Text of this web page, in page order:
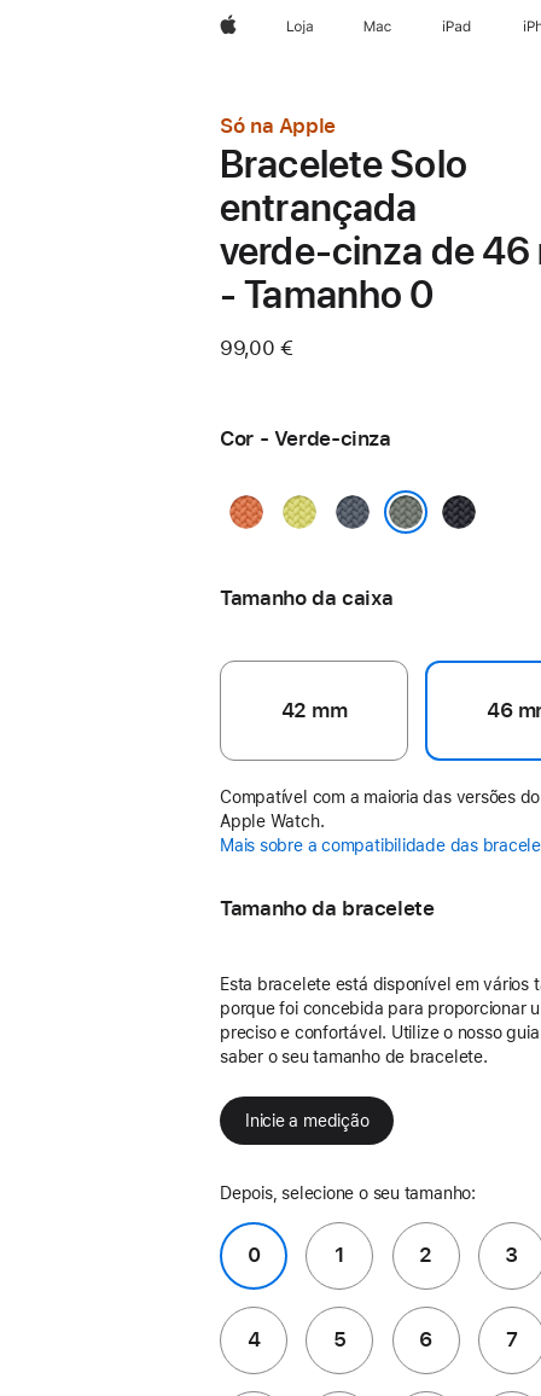
AppleLoja Mac iPad
Só na Apple
Bracelete Solo
entrançada
verde‑cinza de 46
- Tamanho 0
99,00 €
Cor - Verde-cinza
CurcumaAmarelo-
Azul-
âncora
Meia-
Tamanho da caixa
42 mm 46
Compatível com a maioria das versões do
Apple Watch.
Mais sobre a compatibilidade das
Tamanho da bracelete
Esta bracelete está disponível em vários
porque foi concebida para proporcionar
preciso e confortável. Utilize o nosso
saber o seu tamanho de bracelete.
Inicie a medição
Depois, selecione o seu tamanho:
0 1 2 3
4 5 6 7